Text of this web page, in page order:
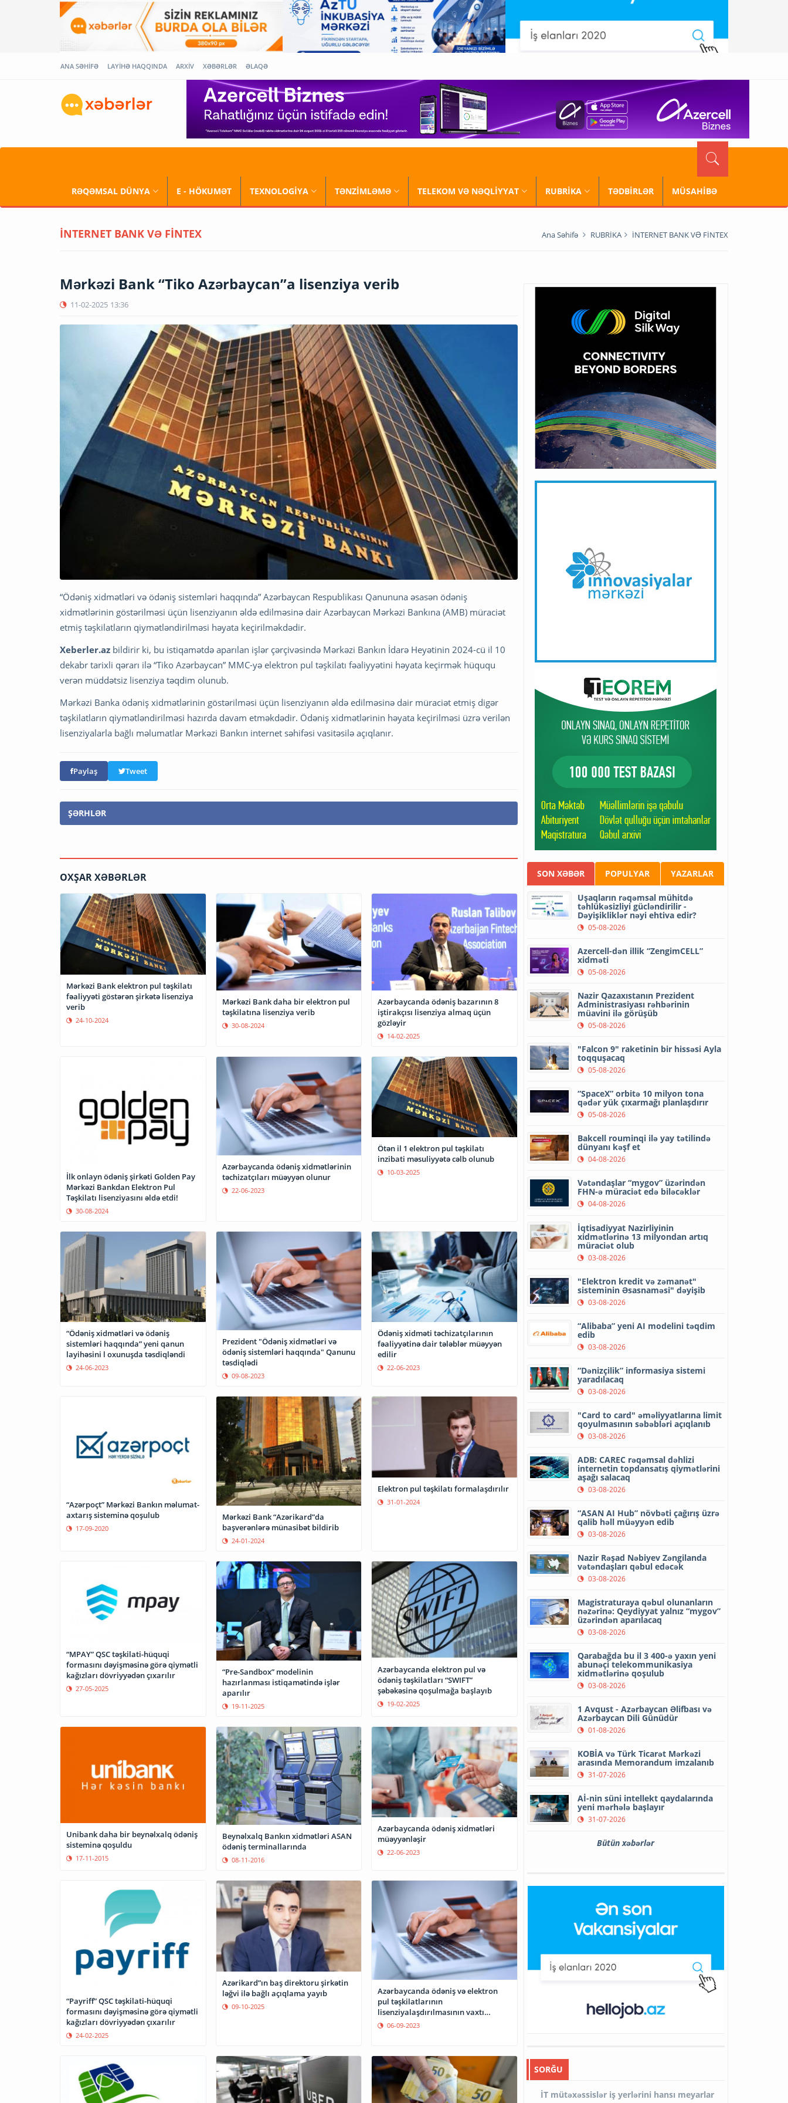
ANA SƏHİFƏ LAYİHƏ HAQQINDA ARXİV XƏBƏRLƏR ƏLAQƏ
RƏQƏMSAL DÜNYA E - HÖKUMƏT TEXNOLOGİYA TƏNZİMLƏMƏ TELEKOM VƏ NƏQLİYYAT RUBRİKA TƏDBİRLƏR MÜSAHİBƏ
İNTERNET BANK VƏ FİNTEX Ana Səhifə RUBRİKA İNTERNET BANK VƏ FİNTEX
Mərkəzi Bank “Tiko Azərbaycan”a lisenziya verib
11-02-2025 13:36
“Ödəniş xidmətləri və ödəniş sistemləri haqqında” Azərbaycan Respublikası Qanununa əsasən ödəniş
xidmətlərinin göstərilməsi üçün lisenziyanın əldə edilməsinə dair Azərbaycan Mərkəzi Bankına (AMB) müraciət
etmiş təşkilatların qiymətləndirilməsi həyata keçirilməkdədir.
Xeberler.az bildirir ki, bu istiqamətdə aparılan işlər çərçivəsində Mərkəzi Bankın İdarə Heyətinin 2024-cü il 10
dekabr tarixli qərarı ilə “Tiko Azərbaycan” MMC-yə elektron pul təşkilatı fəaliyyətini həyata keçirmək hüququ
verən müddətsiz lisenziya təqdim olunub.
Mərkəzi Banka ödəniş xidmətlərinin göstərilməsi üçün lisenziyanın əldə edilməsinə dair müraciət etmiş digər
təşkilatların qiymətləndirilməsi hazırda davam etməkdədir. Ödəniş xidmətlərinin həyata keçirilməsi üzrə verilən
lisenziyalarla bağlı məlumatlar Mərkəzi Bankın internet səhifəsi vasitəsilə açıqlanır.
Paylaş Tweet
ŞƏRHLƏR
OXŞAR XƏBƏRLƏR
Mərkəzi Bank elektron pul təşkilatı
fəaliyyəti göstərən şirkətə lisenziya
verib
24-10-2024
Mərkəzi Bank daha bir elektron pul
təşkilatına lisenziya verib
30-08-2024
Azərbaycanda ödəniş bazarının 8
iştirakçısı lisenziya almaq üçün
gözləyir
14-02-2025
İlk onlayn ödəniş şirkəti Golden Pay
Mərkəzi Bankdan Elektron Pul
Təşkilatı lisenziyasını əldə etdi!
30-08-2024
Azərbaycanda ödəniş xidmətlərinin
təchizatçıları müəyyən olunur
22-06-2023
Ötən il 1 elektron pul təşkilatı
inzibati məsuliyyətə cəlb olunub
10-03-2025
“Ödəniş xidmətləri və ödəniş
sistemləri haqqında” yeni qanun
layihəsini l oxunuşda təsdiqləndi
24-06-2023
Prezident "Ödəniş xidmətləri və
ödəniş sistemləri haqqında" Qanunu
təsdiqlədi
09-08-2023
Ödəniş xidməti təchizatçılarının
fəaliyyətinə dair tələblər müəyyən
edilir
22-06-2023
“Azərpoçt” Mərkəzi Bankın məlumat-
axtarış sisteminə qoşulub
17-09-2020
Mərkəzi Bank “Azərikard”da
başverənlərə münasibət bildirib
24-01-2024
Elektron pul təşkilatı formalaşdırılır
31-01-2024
“MPAY” QSC təşkilati-hüquqi
formasını dəyişməsinə görə qiymətli
kağızları dövriyyədən çıxarılır
27-05-2025
“Pre-Sandbox” modelinin
hazırlanması istiqamətində işlər
aparılır
19-11-2025
Azərbaycanda elektron pul və
ödəniş təşkilatları “SWIFT”
şəbəkəsinə qoşulmağa başlayıb
19-02-2025
Unibank daha bir beynəlxalq ödəniş
sisteminə qoşuldu
17-11-2015
Beynəlxalq Bankın xidmətləri ASAN
ödəniş terminallarında
08-11-2016
Azərbaycanda ödəniş xidmətləri
müəyyənləşir
22-06-2023
“Payriff” QSC təşkilati-hüquqi
formasını dəyişməsinə görə qiymətli
kağızları dövriyyədən çıxarılır
24-02-2025
Azərikard”ın baş direktoru şirkətin
ləğvi ilə bağlı açıqlama yayıb
09-10-2025
Azərbaycanda ödəniş və elektron
pul təşkilatlarının
lisenziyalaşdırılmasının vaxtı
açıqlanıb
06-09-2023
SON XƏBƏR POPULYAR YAZARLAR
Uşaqların rəqəmsal mühitdə
təhlükəsizliyi gücləndirilir -
Dəyişikliklər nəyi ehtiva edir?
05-08-2026
Azercell-dən illik “ZengimCELL”
xidməti
05-08-2026
Nazir Qazaxıstanın Prezident
Administrasiyası rəhbərinin
müavini ilə görüşüb
05-08-2026
"Falcon 9" raketinin bir hissəsi Ayla
toqquşacaq
05-08-2026
“SpaceX” orbitə 10 milyon tona
qədər yük çıxarmağı planlaşdırır
05-08-2026
Bakcell rouminqi ilə yay tətilində
dünyanı kəşf et
04-08-2026
Vətəndaşlar “mygov” üzərindən
FHN-ə müraciət edə biləcəklər
04-08-2026
İqtisadiyyat Nazirliyinin
xidmətlərinə 13 milyondan artıq
müraciət olub
03-08-2026
"Elektron kredit və zəmanət"
sisteminin Əsasnaməsi" dəyişib
03-08-2026
“Alibaba” yeni AI modelini təqdim
edib
03-08-2026
“Dənizçilik” informasiya sistemi
yaradılacaq
03-08-2026
"Card to card" əməliyyatlarına limit
qoyulmasının səbəbləri açıqlanıb
03-08-2026
ADB: CAREC rəqəmsal dəhlizi
internetin topdansatış qiymətlərini
aşağı salacaq
03-08-2026
“ASAN AI Hub” növbəti çağırış üzrə
qalib həll müəyyən edib
03-08-2026
Nazir Rəşad Nəbiyev Zəngilanda
vətəndaşları qəbul edəcək
03-08-2026
Magistraturaya qəbul olunanların
nəzərinə: Qeydiyyat yalnız “mygov”
üzərindən aparılacaq
03-08-2026
Qarabağda bu il 3 400-ə yaxın yeni
abunəçi telekommunikasiya
xidmətlərinə qoşulub
03-08-2026
1 Avqust - Azərbaycan Əlifbası və
Azərbaycan Dili Günüdür
01-08-2026
KOBİA və Türk Ticarət Mərkəzi
arasında Memorandum imzalanıb
31-07-2026
Aİ-nin süni intellekt qaydalarında
yeni mərhələ başlayır
31-07-2026
Bütün xəbərlər
SORĞU
İT mütəxəssislər iş yerlərini hansı meyarlar